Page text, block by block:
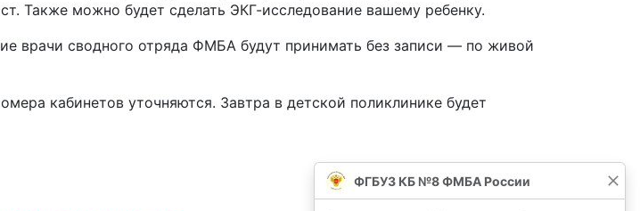
Также можно будет сделать ЭКГ-исследование вашему ребенку.
врачи сводного отряда ФМБА будут принимать без записи — по живой
кабинетов уточняются. Завтра в детской поликлинике будет
ФГБУЗ КБ №8 ФМБА России